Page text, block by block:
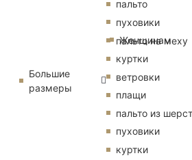
Женщинам
Большие
размеры
пальто
пуховики
пальто на меху
куртки
ветровки
плащи
пальто из
пуховики
куртки